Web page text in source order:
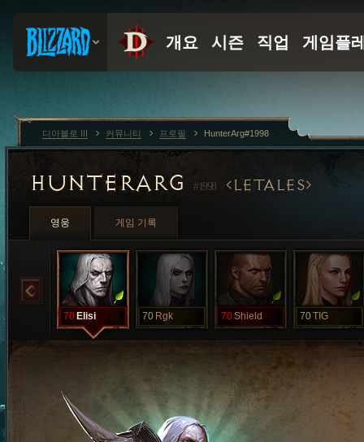
HUNTERARG #1998 LETALES
영웅 게임 기록
70 Elisi 70 Rgk 70Shield 70TIG
디아블로 III 커뮤니티 프로필 HunterArg#1998